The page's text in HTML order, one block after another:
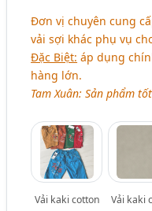
Đơn vị chuyên cung
vải sợi khác phụ vụ
Đặc Biệt: áp dụng
hàng lớn.
Tam Xuân: Sản phẩm
Vải kaki cotton
Vải kaki